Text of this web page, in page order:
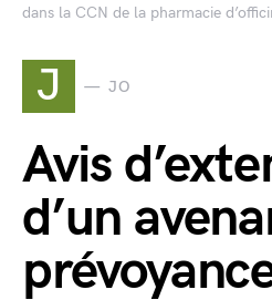
dans la CCN de la pharmacie
J JO
Avis
d’un